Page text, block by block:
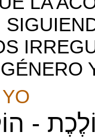
YO
-